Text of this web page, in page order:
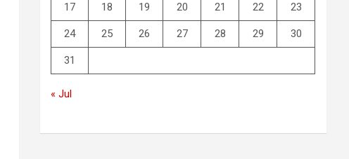
17 18 19 20 21 22 23
24 25 26 27 28 29 30
31
« Jul